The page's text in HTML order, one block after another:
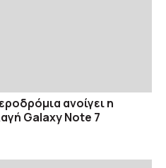
ανοίγει η
Galaxy Note 7